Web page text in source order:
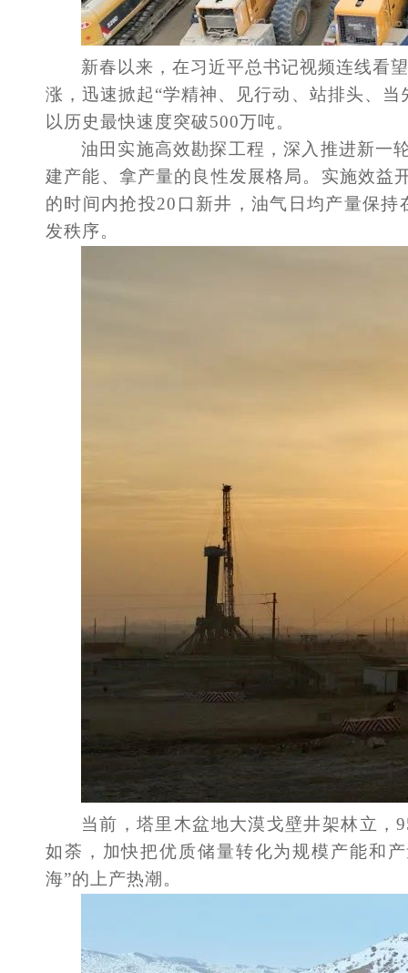
新春以来，在习近平总书记视频连线看
涨，迅速掀起“学精神、见行动、站排头、
以历史最快速度突破500万吨。
油田实施高效勘探工程，深入推进新一
建产能、拿产量的良性发展格局。实施效益
的时间内抢投20口新井，油气日均产量保
发秩序。
当前，塔里木盆地大漠戈壁井架林立，
如荼，加快把优质储量转化为规模产能和
海”的上产热潮。